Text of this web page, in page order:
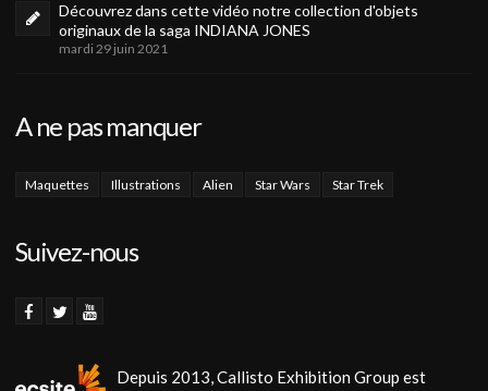
Découvrez dans cette vidéo notre collection d'objets
originaux de la saga INDIANA JONES
mardi 29 juin 2021
A ne pas manquer
Maquettes Illustrations Alien Star Wars Star Trek
Suivez-nous
Depuis 2013, Callisto Exhibition Group est